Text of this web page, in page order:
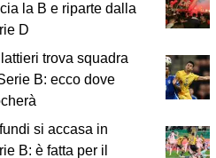
la B e riparte dalla
D
trova squadra
B: ecco dove
si accasa in
B: è fatta per il